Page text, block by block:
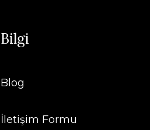
Bilgi
Blog
İletişim Formu